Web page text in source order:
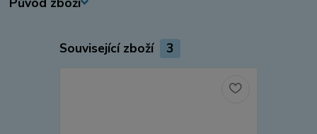
Související zboží 3